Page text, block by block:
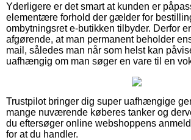
Yderligere er det smart at kunden er
elementære forhold der gælder for
ombytningsret e-butikken tilbyder. Derfor
afgørende, at man permanent beholder
mail, således man når som helst kan
uafhængig om man søger en vare til en
Trustpilot bringer dig super uafhængige
mange nuværende køberes tanker og
du eftersøger online webshoppens
for at du handler.